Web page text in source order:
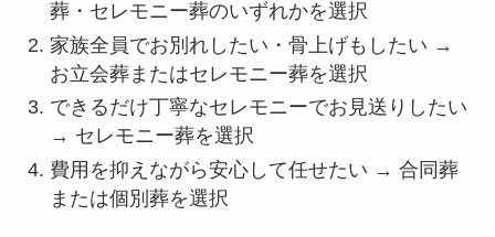
葬・セレモニー葬のいずれかを選択
家族全員でお別れしたい・骨上げもしたい →
お立会葬またはセレモニー葬を選択
できるだけ丁寧なセレモニーでお見送りしたい
→ セレモニー葬を選択
費用を抑えながら安心して任せたい → 合同葬
または個別葬を選択